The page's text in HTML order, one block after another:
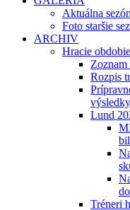
Aktuálna
Foto staršie
ARCHIV
Hracie
Zoznam
Rozpis
výsledky
Lund
Tréneri